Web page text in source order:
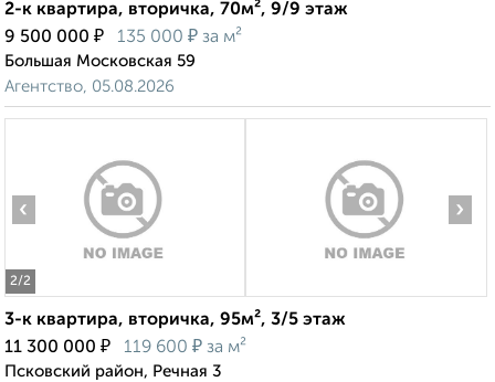
2-к квартира, вторичка, 70м², 9/9 этаж
9 500 000 ₽ 135 000 ₽ за м²
Большая Московская 59
Агентство, 05.08.2026
2/2
‹ ›
3-к квартира, вторичка, 95м², 3/5 этаж
11 300 000 ₽ 119 600 ₽ за м²
Псковский район, Речная 3